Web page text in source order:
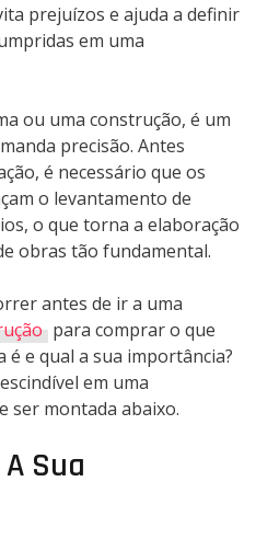
prejuízos e ajuda a definir
em uma
ou uma construção, é um
precisão. Antes
é necessário que os
o levantamento de
o que torna a elaboração
obras tão fundamental.
antes de ir a uma
para comprar o que
é e qual a sua importância?
em uma
ser montada abaixo.
A Sua